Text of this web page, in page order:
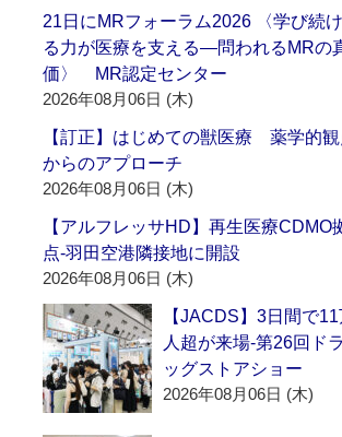
21日にMRフォーラム2026 〈学び続け
る力が医療を支える―問われるMRの
価〉 MR認定センター
2026年08月06日 (木)
【訂正】はじめての獣医療 薬学的観
からのアプローチ
2026年08月06日 (木)
【アルフレッサHD】再生医療CDMO
点‐羽田空港隣接地に開設
2026年08月06日 (木)
【JACDS】3日間で
人超が来場‐第26回ドラ
ッグストアショー
2026年08月06日 (木)